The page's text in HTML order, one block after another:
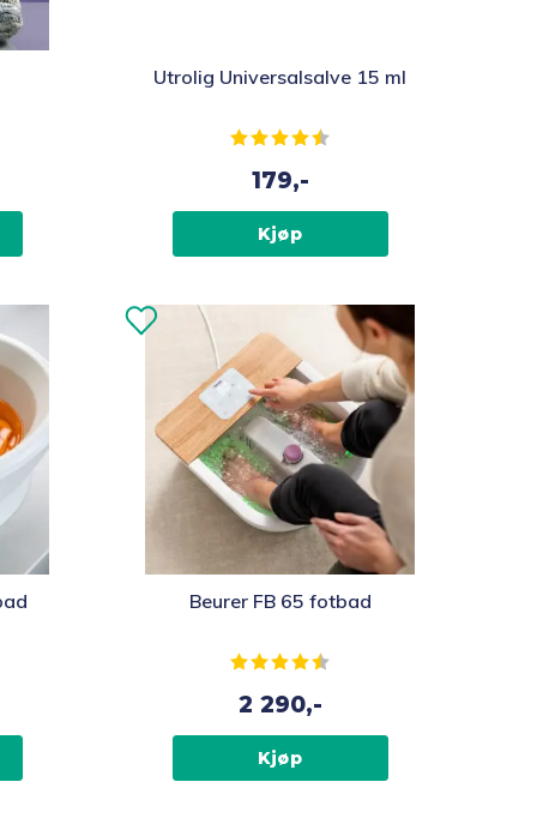
Utrolig Universalsalve 15 ml
Karakter:
179,-
Kjøp
Beurer FB 65 fotbad
Karakter:
2 290,-
Kjøp